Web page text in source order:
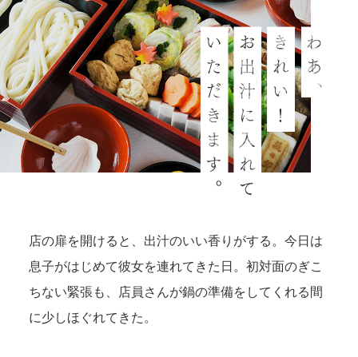
店の扉を開けると、出汁のいい香りがする。今日は
息子がはじめて彼女を連れてきた日。初対面のぎこ
ちない緊張も、店員さんが鍋の準備をしてくれる間
に少しほぐれてきた。